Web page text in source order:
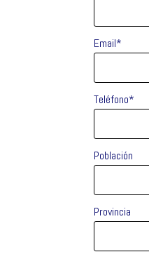
Email*
Teléfono*
Población
Provincia